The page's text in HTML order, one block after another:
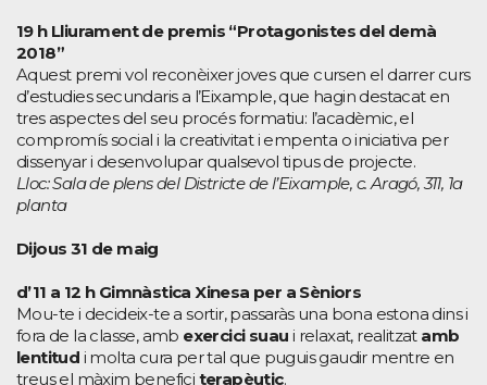
19 h Lliurament de premis “Protagonistes del demà
2018”
Aquest premi vol reconèixer joves que cursen el darrer curs
d’estudies secundaris a l’Eixample, que hagin destacat en
tres aspectes del seu procés formatiu: l’acadèmic, el
compromís social i la creativitat i empenta o iniciativa per
dissenyar i desenvolupar qualsevol tipus de projecte.
Lloc: Sala de plens del Districte de l’Eixample, c. Aragó, 311, 1a
planta
Dijous 31 de maig
d’11 a 12 h Gimnàstica Xinesa per a Sèniors
Mou-te i decideix-te a sortir, passaràs una bona estona dins i
fora de la classe, amb exercici suau i relaxat, realitzat amb
lentitud i molta cura per tal que puguis gaudir mentre en
treus el màxim benefici terapèutic.